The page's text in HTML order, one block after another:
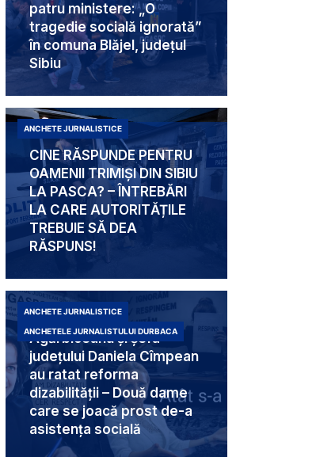
patru ministere: „O
tragedie socială ignorată”
în comuna Blăjel, județul
Sibiu
CINE RĂSPUNDE PENTRU
OAMENII TRIMIȘI DIN SIBIU
LA PASCA? – ÎNTREBĂRI
LA CARE AUTORITĂȚILE
TREBUIE SĂ DEA
RĂSPUNS!
ANCHETE JURNALISTICE
Agărbiceanu și șefa
județului Daniela Cîmpean
au ratat reforma
dizabilității – Două dame
care se joacă prost de-a
asistența socială
ANCHETE JURNALISTICE
ANCHETELE JURNALISTULUI DURBACA